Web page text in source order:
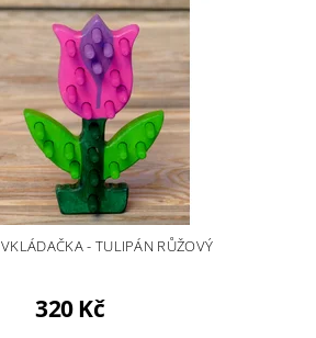
- TULIPÁN RŮŽOVÝ
320 Kč